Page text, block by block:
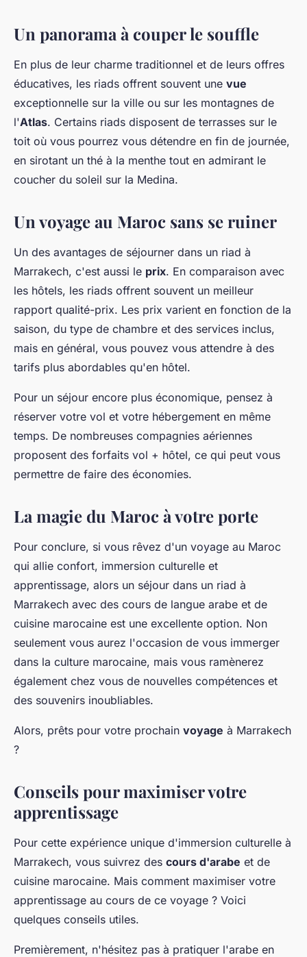
Un panorama à couper le souffle
En plus de leur charme traditionnel et de leurs offres
éducatives, les riads offrent souvent une vue
exceptionnelle sur la ville ou sur les montagnes de
l'Atlas. Certains riads disposent de terrasses sur le
toit où vous pourrez vous détendre en fin de journée,
en sirotant un thé à la menthe tout en admirant le
coucher du soleil sur la Medina.
Un voyage au Maroc sans se ruiner
Un des avantages de séjourner dans un riad à
Marrakech, c'est aussi le prix. En comparaison avec
les hôtels, les riads offrent souvent un meilleur
rapport qualité-prix. Les prix varient en fonction de la
saison, du type de chambre et des services inclus,
mais en général, vous pouvez vous attendre à des
tarifs plus abordables qu'en hôtel.
Pour un séjour encore plus économique, pensez à
réserver votre vol et votre hébergement en même
temps. De nombreuses compagnies aériennes
proposent des forfaits vol + hôtel, ce qui peut vous
permettre de faire des économies.
La magie du Maroc à votre porte
Pour conclure, si vous rêvez d'un voyage au Maroc
qui allie confort, immersion culturelle et
apprentissage, alors un séjour dans un riad à
Marrakech avec des cours de langue arabe et de
cuisine marocaine est une excellente option. Non
seulement vous aurez l'occasion de vous immerger
dans la culture marocaine, mais vous ramènerez
également chez vous de nouvelles compétences et
des souvenirs inoubliables.
Alors, prêts pour votre prochain voyage à Marrakech
?
Conseils pour maximiser votre
apprentissage
Pour cette expérience unique d'immersion culturelle à
Marrakech, vous suivrez des cours d'arabe et de
cuisine marocaine. Mais comment maximiser votre
apprentissage au cours de ce voyage ? Voici
quelques conseils utiles.
Premièrement, n'hésitez pas à pratiquer l'arabe en